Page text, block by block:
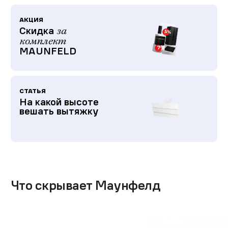
АКЦИЯ
Скидка за
комплект
MAUNFELD
СТАТЬЯ
На какой высоте
вешать вытяжку
Что скрывает Маунфелд